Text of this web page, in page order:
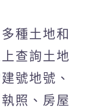
種土地和
查詢土地
號地號、
照、房屋